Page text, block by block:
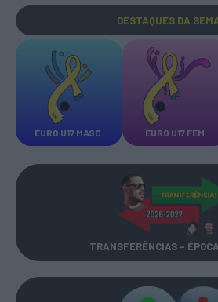
DESTAQUES DA
EURO U17 MASC. EURO U17 FEM.
TRANSFERÊNCIAS -